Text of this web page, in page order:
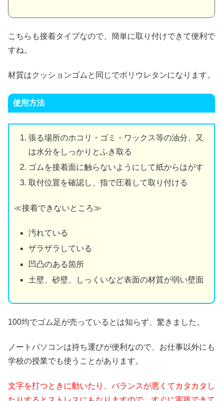
こちらも接着タイプなので、簡単に取り付けできて便利で
すね。
材質はクッションゴムと同じでポリウレタンになります。
使用方法
張る場所のホコリ・ゴミ・ワックス等の油分、又
は水分をしっかりとふき取る
ゴムを接着面に触らないようにして紙からはがす
取付位置を確認し、指で圧着して取り付ける
≪接着できないところ≫
汚れている
ザラザラしている
凹凸のある箇所
土壁、砂壁、しっくいなど表面の材質が弱い壁面
100均でゴム足が売っているとは知らず、驚きました。
ノートパソコンは持ち運びが便利なので、お仕事以外にも
学校の授業でも使うことがあります。
文字を打つときに動いたり、バランスが悪くてカタカタし